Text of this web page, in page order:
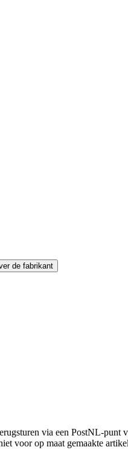
de fabrikant
via een PostNL-punt
voor op maat gemaakte